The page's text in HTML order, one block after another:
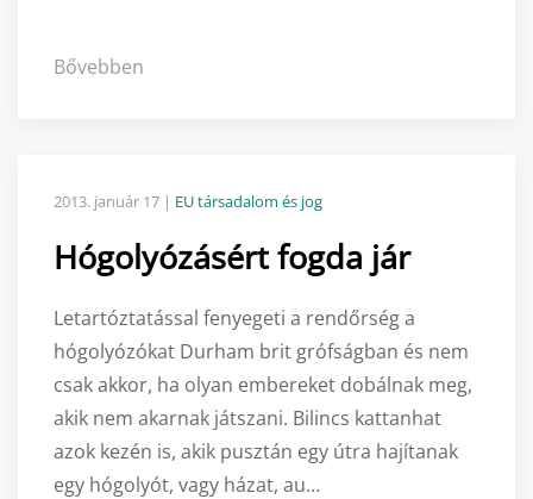
Bővebben
2013. január 17 | EU társadalom és jog
Hógolyózásért fogda jár
Letartóztatással fenyegeti a rendőrség a
hógolyózókat Durham brit grófságban és nem
csak akkor, ha olyan embereket dobálnak meg,
akik nem akarnak játszani. Bilincs kattanhat
azok kezén is, akik pusztán egy útra hajítanak
egy hógolyót, vagy házat, au…